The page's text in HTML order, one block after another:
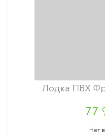
Лодка ПВХ
77
Нет